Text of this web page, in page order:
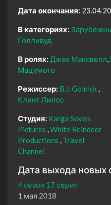
Дата окончания:
В категориях:
Голливуд
В ролях: Джек Максвелл
Мацумото
Режиссер: B.J. Golnick
Клинт Лилос
Студия: Karga Seven
Pictures White Reindeer
Productions
Travel
Channel
Дата выхода новых
4 сезон 17 серия
1 мая 2018